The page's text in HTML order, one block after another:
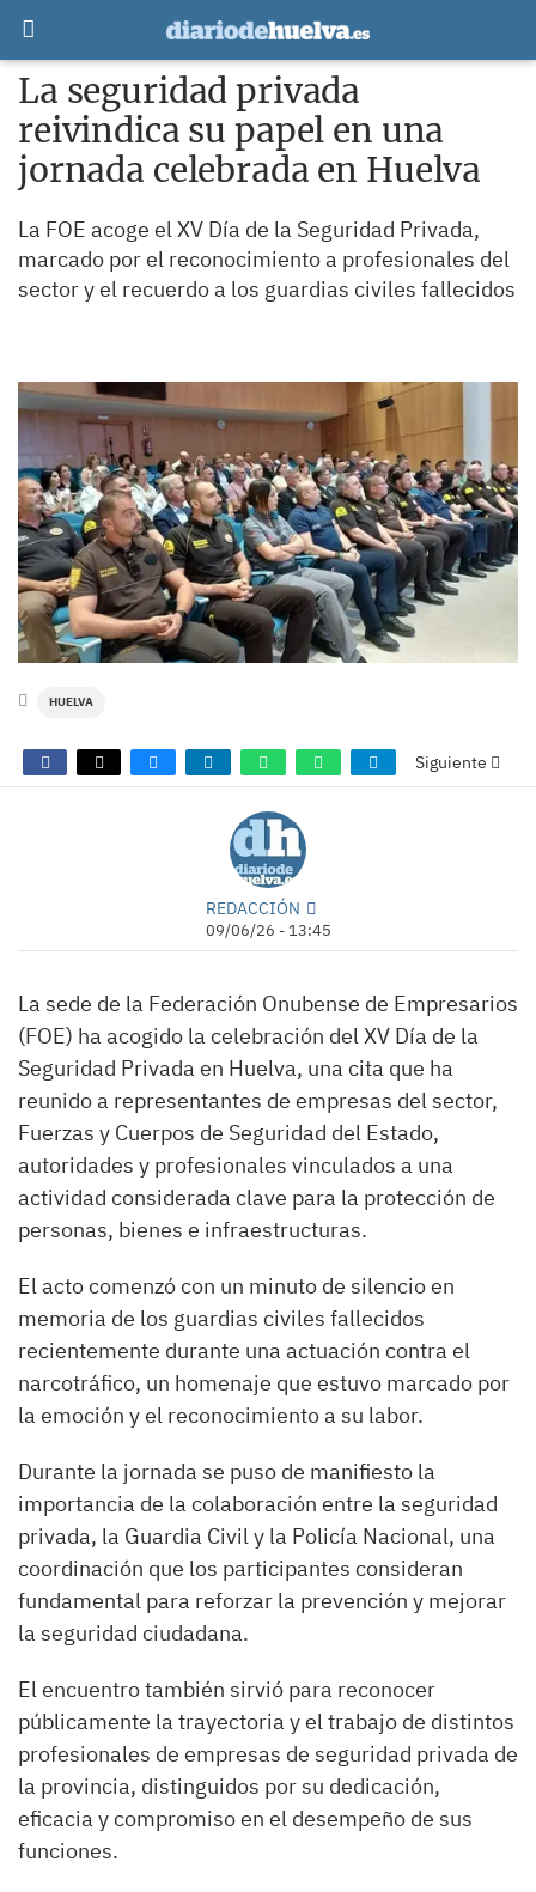
La seguridad privada
reivindica su papel en una
jornada celebrada en Huelva
La FOE acoge el XV Día de la Seguridad Privada,
marcado por el reconocimiento a profesionales del
sector y el recuerdo a los guardias civiles fallecidos
HUELVA
Siguiente
REDACCIÓN
09/06/26 - 13:45
La sede de la Federación Onubense de Empresarios
(FOE) ha acogido la celebración del XV Día de la
Seguridad Privada en Huelva, una cita que ha
reunido a representantes de empresas del sector,
Fuerzas y Cuerpos de Seguridad del Estado,
autoridades y profesionales vinculados a una
actividad considerada clave para la protección de
personas, bienes e infraestructuras.
El acto comenzó con un minuto de silencio en
memoria de los guardias civiles fallecidos
recientemente durante una actuación contra el
narcotráfico, un homenaje que estuvo marcado por
la emoción y el reconocimiento a su labor.
Durante la jornada se puso de manifiesto la
importancia de la colaboración entre la seguridad
privada, la Guardia Civil y la Policía Nacional, una
coordinación que los participantes consideran
fundamental para reforzar la prevención y mejorar
la seguridad ciudadana.
El encuentro también sirvió para reconocer
públicamente la trayectoria y el trabajo de distintos
profesionales de empresas de seguridad privada de
la provincia, distinguidos por su dedicación,
eficacia y compromiso en el desempeño de sus
funciones.